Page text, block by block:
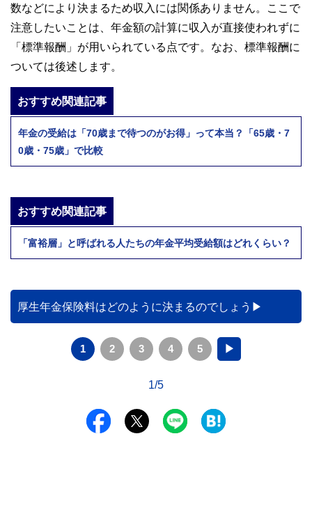
数などにより決まるため収入には関係ありません。ここで
注意したいことは、年金額の計算に収入が直接使われずに
「標準報酬」が用いられている点です。なお、標準報酬に
ついては後述します。
おすすめ関連記事
年金の受給は「70歳まで待つのがお得」って本当？「65歳・7
0歳・75歳」で比較
おすすめ関連記事
「富裕層」と呼ばれる人たちの年金平均受給額はどれくらい？
厚生年金保険料はどのように決まるのでしょう
1 2 3 4 5 ▶
1/5